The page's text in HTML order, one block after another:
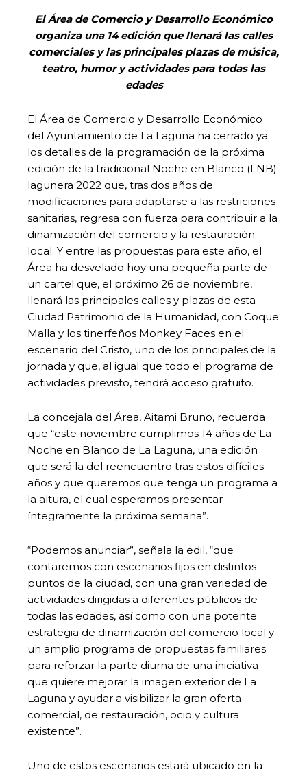
El Área de Comercio y Desarrollo Económico
organiza una 14 edición que llenará las calles
comerciales y las principales plazas de música,
teatro, humor y actividades para todas las
edades
El Área de Comercio y Desarrollo Económico
del Ayuntamiento de La Laguna ha cerrado ya
los detalles de la programación de la próxima
edición de la tradicional Noche en Blanco (LNB)
lagunera 2022 que, tras dos años de
modificaciones para adaptarse a las restriciones
sanitarias, regresa con fuerza para contribuir a la
dinamización del comercio y la restauración
local. Y entre las propuestas para este año, el
Área ha desvelado hoy una pequeña parte de
un cartel que, el próximo 26 de noviembre,
llenará las principales calles y plazas de esta
Ciudad Patrimonio de la Humanidad, con Coque
Malla y los tinerfeños Monkey Faces en el
escenario del Cristo, uno de los principales de la
jornada y que, al igual que todo el programa de
actividades previsto, tendrá acceso gratuito.
La concejala del Área, Aitami Bruno, recuerda
que “este noviembre cumplimos 14 años de La
Noche en Blanco de La Laguna, una edición
que será la del reencuentro tras estos difíciles
años y que queremos que tenga un programa a
la altura, el cual esperamos presentar
íntegramente la próxima semana”.
“Podemos anunciar”, señala la edil, “que
contaremos con escenarios fijos en distintos
puntos de la ciudad, con una gran variedad de
actividades dirigidas a diferentes públicos de
todas las edades, así como con una potente
estrategia de dinamización del comercio local y
un amplio programa de propuestas familiares
para reforzar la parte diurna de una iniciativa
que quiere mejorar la imagen exterior de La
Laguna y ayudar a visibilizar la gran oferta
comercial, de restauración, ocio y cultura
existente”.
Uno de estos escenarios estará ubicado en la